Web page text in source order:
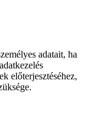
adatait, ha
előterjesztéséhez,